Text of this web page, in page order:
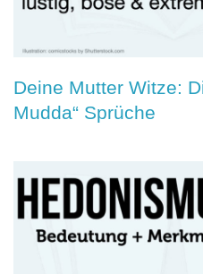
Deine Mutter Witze:
Mudda“ Sprüche